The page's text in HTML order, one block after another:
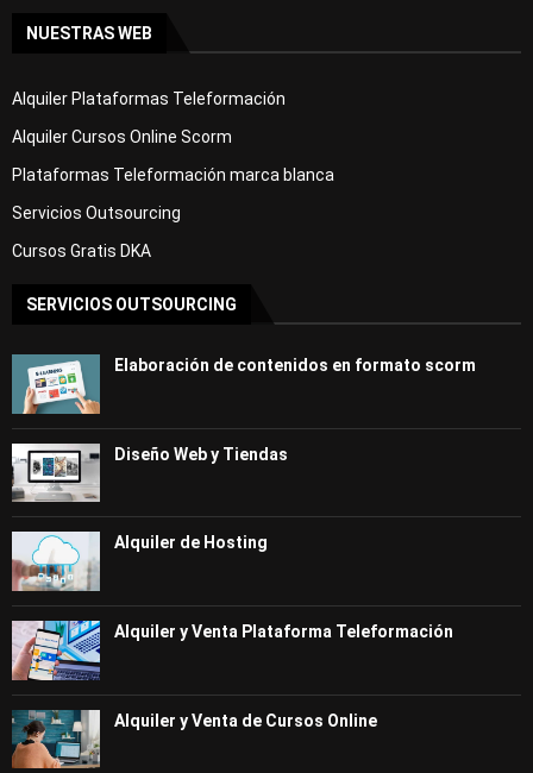
NUESTRAS WEB
Alquiler Plataformas Teleformación
Alquiler Cursos Online Scorm
Plataformas Teleformación marca blanca
Servicios Outsourcing
Cursos Gratis DKA
SERVICIOS OUTSOURCING
Elaboración de contenidos en formato scorm
Diseño Web y Tiendas
Alquiler de Hosting
Alquiler y Venta Plataforma Teleformación
Alquiler y Venta de Cursos Online